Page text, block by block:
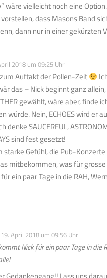
wäre vielleicht noch eine Option.
dass Masons Band
dann nur in einer gekürzten
2018 um 09:25 Uhr
Auftakt der Pollen-Zeit
das – Nick beginnt ganz
gewählt, wäre aber, finde
würde. Nein, ECHOES wird er
denke SAUCERFUL,
sind fest gesetzt!
starke Gefühl, die Pub-
mitbekommen, was für
ein paar Tage in die RAH,
19. April 2018 um 09:56 Uhr
Nick für ein paar Tage in die